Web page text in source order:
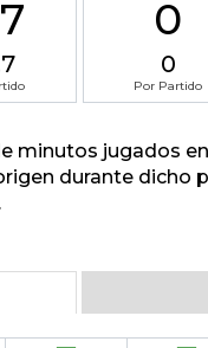
0
0
Por Partido
minutos jugados
durante